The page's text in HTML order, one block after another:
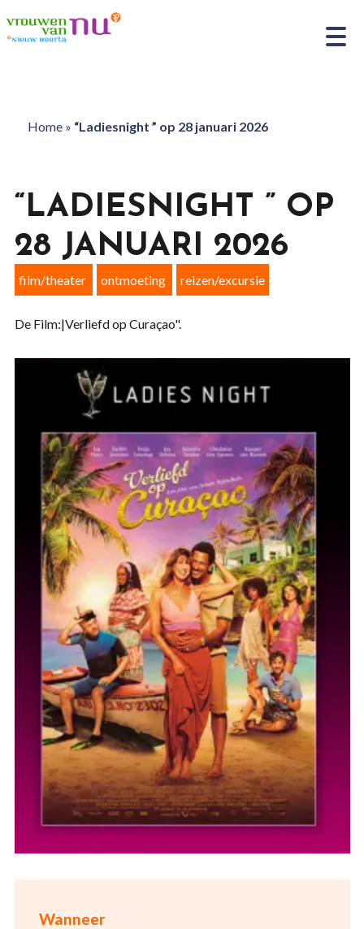
Home» “Ladiesnight ” op 28 januari 2026
Wanneer
“LADIESNIGHT ” OP
28 JANUARI 2026
film/theater ontmoeting reizen/excursie
De Film:|Verliefd op Curaçao".